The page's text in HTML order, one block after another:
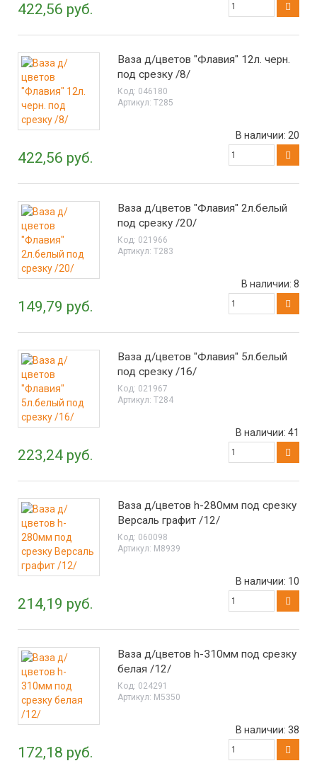
422,56 руб.
Ваза д/цветов "Флавия" 12л. черн.
под срезку /8/
Код: 046180
Артикул: Т285
422,56 руб.
В наличии: 20
Ваза д/цветов "Флавия" 2л.белый
под срезку /20/
Код: 021966
Артикул: Т283
149,79 руб.
В наличии: 8
Ваза д/цветов "Флавия" 5л.белый
под срезку /16/
Код: 021967
Артикул: Т284
223,24 руб.
В наличии: 41
Ваза д/цветов h-280мм под срезку
Версаль графит /12/
Код: 060098
Артикул: М8939
214,19 руб.
В наличии: 10
Ваза д/цветов h-310мм под срезку
белая /12/
Код: 024291
Артикул: М5350
172,18 руб.
В наличии: 38